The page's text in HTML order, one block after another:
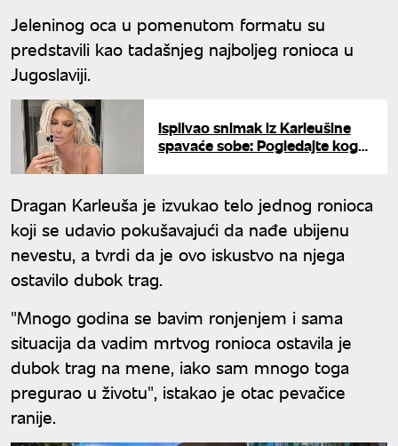
Jeleninog oca u pomenutom formatu su
predstavili kao tadašnjeg najboljeg ronioca u
Jugoslaviji.
Isplivao snimak iz Karleušine
spavaće sobe: Pogledajte koga
Dragan Karleuša je izvukao telo jednog ronioca
koji se udavio pokušavajući da nađe ubijenu
nevestu, a tvrdi da je ovo iskustvo na njega
ostavilo dubok trag.
"Mnogo godina se bavim ronjenjem i sama
situacija da vadim mrtvog ronioca ostavila je
dubok trag na mene, iako sam mnogo toga
pregurao u životu", istakao je otac pevačice
ranije.